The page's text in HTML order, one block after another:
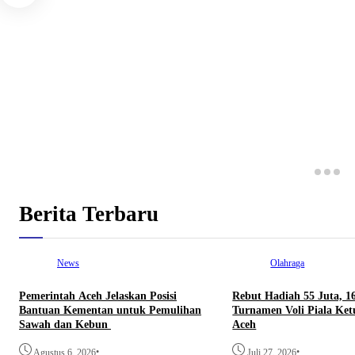
Berita Terbaru
News
Pemerintah Aceh Jelaskan Posisi
Bantuan Kementan untuk Pemulihan
Sawah dan Kebun
Agustus 6, 2026•
Olahraga
Rebut Hadiah 55 Juta,
Turnamen Voli Piala
Aceh
Juli 27, 2026•